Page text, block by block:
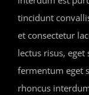
tincidunt
et consectetur
lectus risus,
fermentum eget
rhoncus